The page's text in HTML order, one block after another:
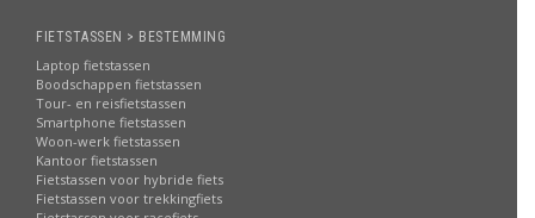
FIETSTASSEN > BESTEMMING
Laptop fietstassen
Boodschappen fietstassen
Tour- en reisfietstassen
Smartphone fietstassen
Woon-werk fietstassen
Kantoor fietstassen
Fietstassen voor hybride fiets
Fietstassen voor trekkingfiets